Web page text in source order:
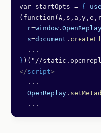
var startOpts = {
  r
=window . OpenReplay
  s
=document .
  ...
} )("//
</script>
  ...
  OpenReplay
.
  ...